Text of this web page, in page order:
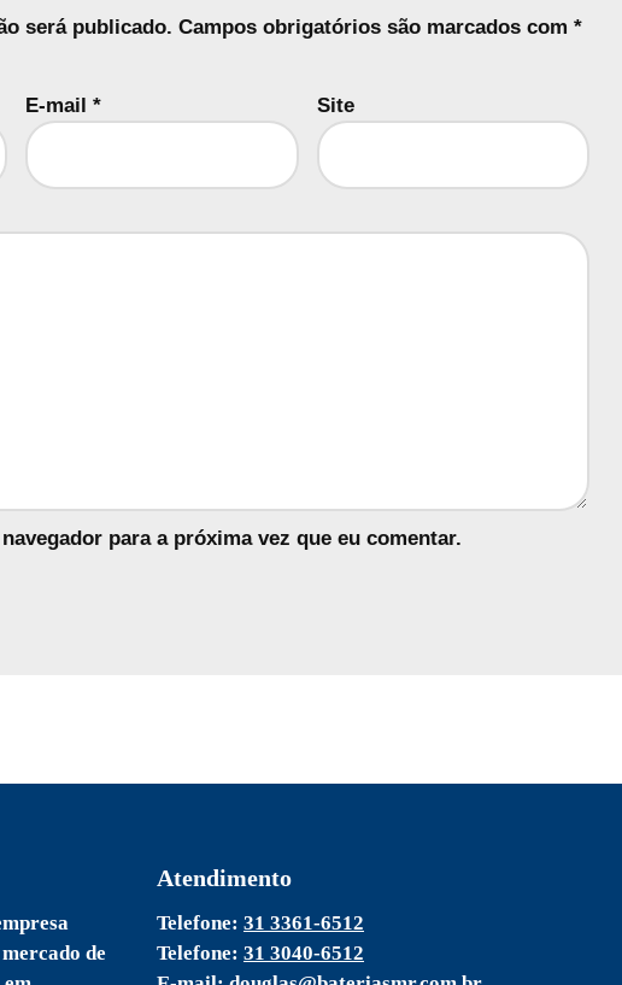
será publicado. Campos obrigatórios são marcados com *
E-mail* Site
para a próxima vez que eu comentar.
de
Atendimento
Telefone: 31 3361-6512
Telefone: 31 3040-6512